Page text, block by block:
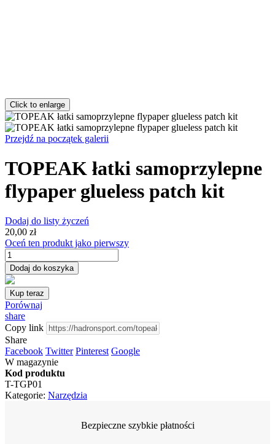
Click to enlarge
Przejdź na początek galerii
TOPEAK łatki samoprzylepne
flypaper glueless patch kit
Dodaj do listy życzeń
20,00 zł
Oceń ten produkt jako pierwszy
Dodaj do koszyka
Kup teraz
Porównaj
share
Copy link
Share
Facebook Twitter Pinterest Google
W magazynie
Kod produktu
T-TGP01
Kategorie: Narzędzia
Bezpieczne szybkie płatności